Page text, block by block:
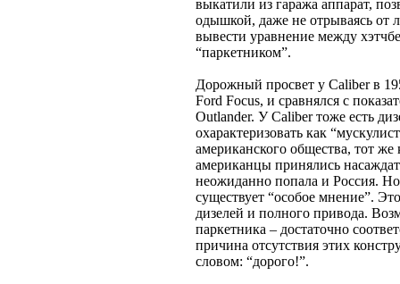
выкатили из гаража аппарат,
одышкой, даже не отрываясь от
вывести уравнение между
“паркетником”.
Дорожный просвет у Caliber в
Ford Focus, и сравнялся с
Outlander. У Caliber тоже есть
охарактеризовать как
американского общества, тот
американцы принялись
неожиданно попала и Россия.
существует “особое мнение”.
дизелей и полного привода.
паркетника – достаточно
причина отсутствия этих
словом: “дорого!”.